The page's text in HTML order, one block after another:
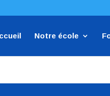
Notre école